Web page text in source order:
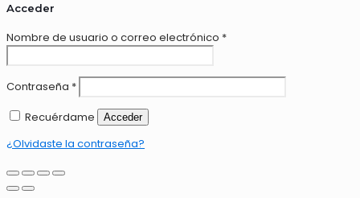
Acceder
Nombre de usuario o correo electrónico *
Contraseña *
Recuérdame
Acceder
¿Olvidaste la contraseña?